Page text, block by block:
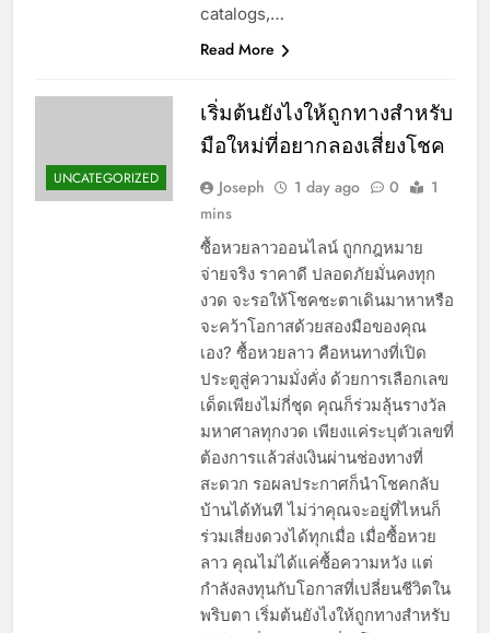
catalogs,…
Read More
UNCATEGORIZED
เริ่มต้นยังไงให้ถูกทางสำหรับ
มือใหม่ที่อยากลองเสี่ยงโชค
Joseph 1 day ago 0
1
mins
ซื้อหวยลาวออนไลน์ ถูกกฎหมาย
จ่ายจริง ราคาดี ปลอดภัยมั่นคงทุก
งวด จะรอให้โชคชะตาเดินมาหาหรือ
จะคว้าโอกาสด้วยสองมือของคุณ
เอง? ซื้อหวยลาว คือหนทางที่เปิด
ประตูสู่ความมั่งคั่ง ด้วยการเลือกเลข
เด็ดเพียงไม่กี่ชุด คุณก็ร่วมลุ้นรางวัล
มหาศาลทุกงวด เพียงแค่ระบุตัวเลขที่
ต้องการแล้วส่งเงินผ่านช่องทางที่
สะดวก รอผลประกาศก็นำโชคกลับ
บ้านได้ทันที ไม่ว่าคุณจะอยู่ที่ไหนก็
ร่วมเสี่ยงดวงได้ทุกเมื่อ เมื่อซื้อหวย
ลาว คุณไม่ได้แค่ซื้อความหวัง แต่
กำลังลงทุนกับโอกาสที่เปลี่ยนชีวิตใน
พริบตา เริ่มต้นยังไงให้ถูกทางสำหรับ